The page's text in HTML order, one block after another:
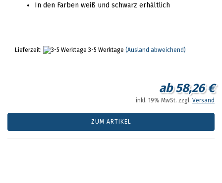
In den Farben weiß und schwarz erhältlich
Lieferzeit: 3-5 Werktage (Ausland abweichend)
ab 58,26 €
inkl. 19% MwSt. zzgl. Versand
ZUM ARTIKEL